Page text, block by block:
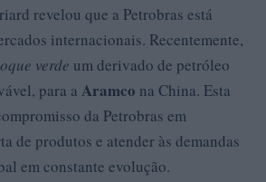
revelou que a Petrobras está
internacionais. Recentemente,
verde um derivado de petróleo
para a Aramco na China. Esta
da Petrobras em
de produtos e atender às demandas
em constante evolução.